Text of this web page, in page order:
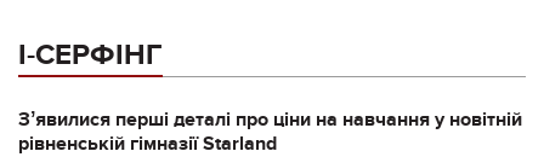
І-СЕРФІНГ
Зʼявилися перші деталі про ціни на навчання у новітній
рівненській гімназії Starland